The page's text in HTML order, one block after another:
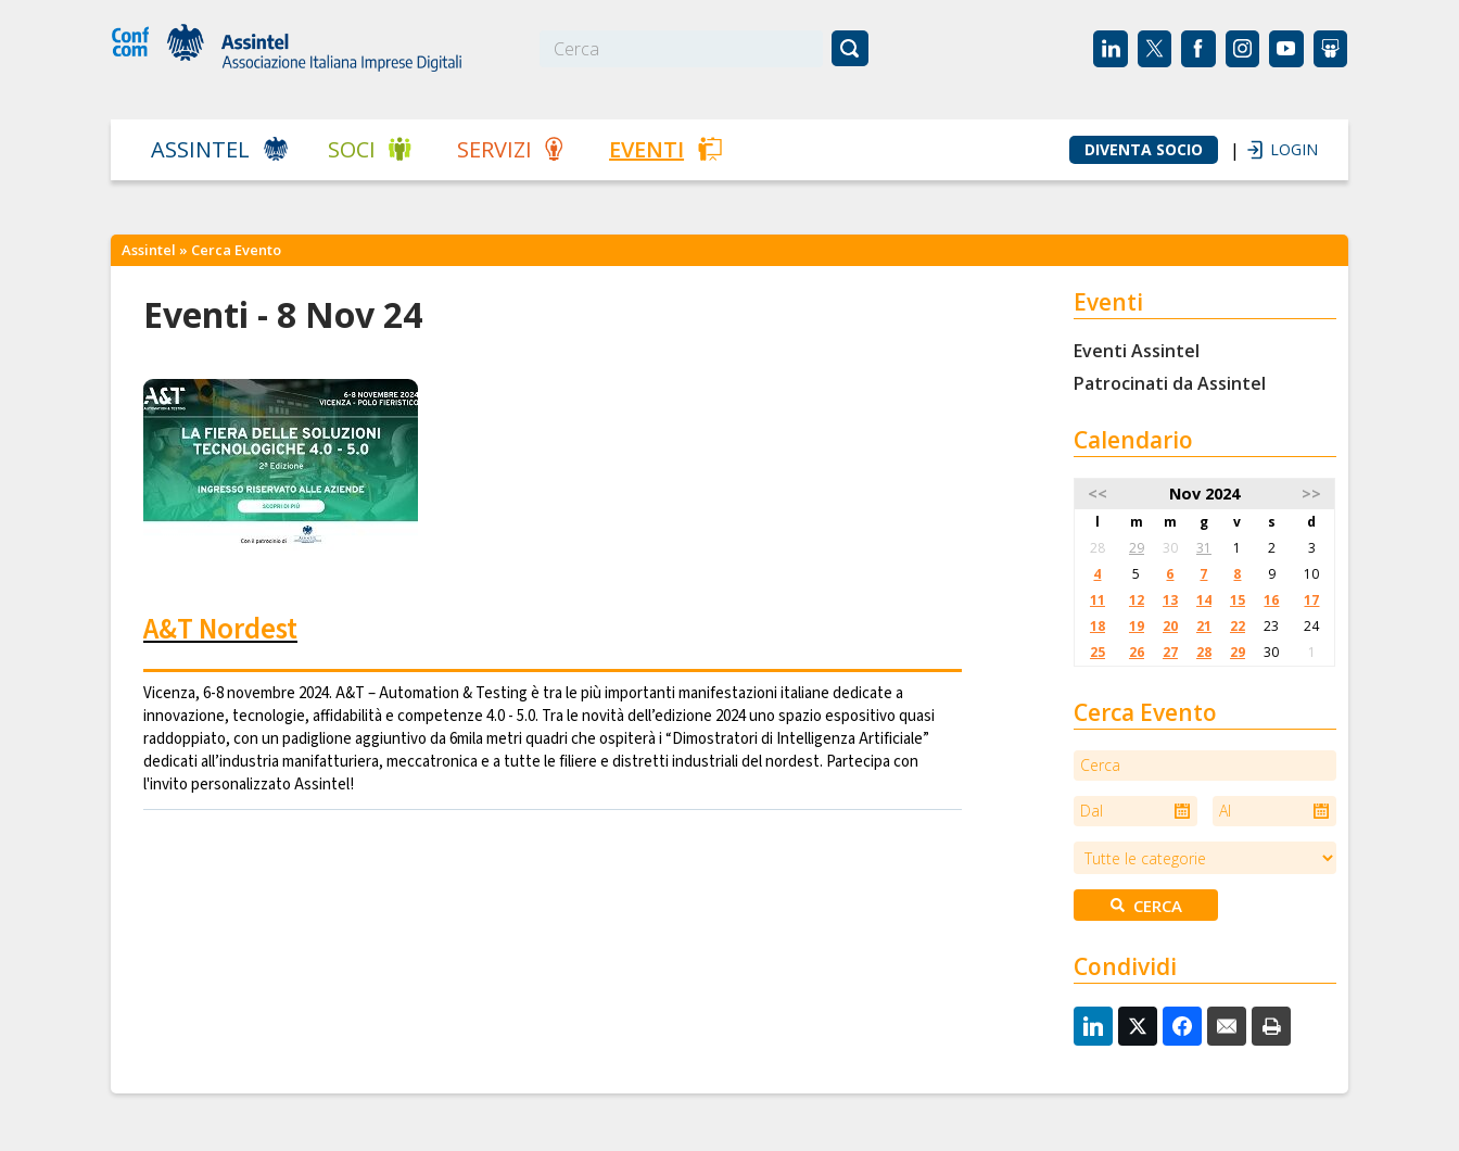
ASSINTEL SOCI SERVIZI EVENTI DIVENTA SOCIO | LOGIN
Assintel » Cerca Evento
Eventi - 8 Nov 24
A&T Nordest
Vicenza, 6-8 novembre 2024. A&T – Automation & Testing è tra le più importanti manifestazioni italiane dedicate a
innovazione, tecnologie, affidabilità e competenze 4.0 - 5.0. Tra le novità dell’edizione 2024 uno spazio espositivo quasi
raddoppiato, con un padiglione aggiuntivo da 6mila metri quadri che ospiterà i “Dimostratori di Intelligenza Artificiale”
dedicati all’industria manifatturiera, meccatronica e a tutte le filiere e distretti industriali del nordest. Partecipa con
l'invito personalizzato Assintel!
Eventi
Eventi Assintel
Patrocinati da Assintel
Calendario
<< Nov 2024 >>
l m m g v s
d
28
29 30 31 1 2
3
4
5 6 7 8 9
10
11
12 13 14 15 16
17
18
19 20 21 22 23
24
25
26 27 28 29 30 1
Cerca Evento
Condividi